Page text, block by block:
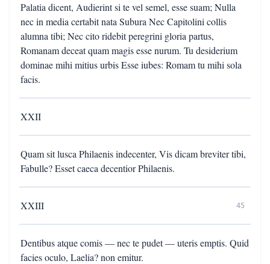
Palatia dicent, Audierint si te vel semel, esse suam; Nulla
nec in media certabit nata Subura Nec Capitolini collis
alumna tibi; Nec cito ridebit peregrini gloria partus,
Romanam deceat quam magis esse nurum. Tu desiderium
dominae mihi mitius urbis Esse iubes: Romam tu mihi sola
facis.
XXII
Quam sit lusca Philaenis indecenter, Vis dicam breviter tibi,
Fabulle? Esset caeca decentior Philaenis.
XXIII 45
Dentibus atque comis — nec te pudet — uteris emptis. Quid
facies oculo, Laelia? non emitur.